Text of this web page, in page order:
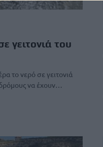
γειτονιά του
το νερό σε γειτονιά
να έχουν…